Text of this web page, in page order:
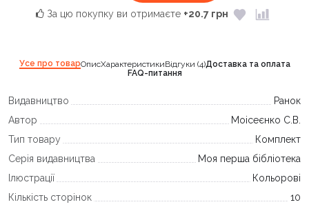
За цю покупку ви отримаєте +20.7 грн
Усе про товарОписХарактеристикиВідгуки (4)Доставка та оплата
FAQ-питання
Видавництво
Ранок
Автор
Моісеєнко С.В.
Тип товару
Комплект
Серія видавництва
Моя перша бібліотека
Ілюстрації
Кольорові
Кількість сторінок
10